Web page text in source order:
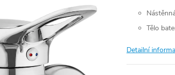
Tělo
Detailní